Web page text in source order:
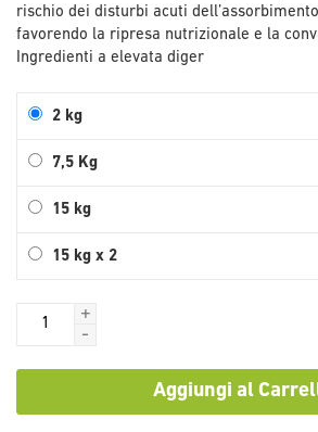
rischio dei disturbi acuti
favorendo la ripresa nutrizionale e la
Ingredienti a elevata diger
2 kg
7,5 Kg
15 kg
15 kg x 2
+
-
Aggiungi al
immagini